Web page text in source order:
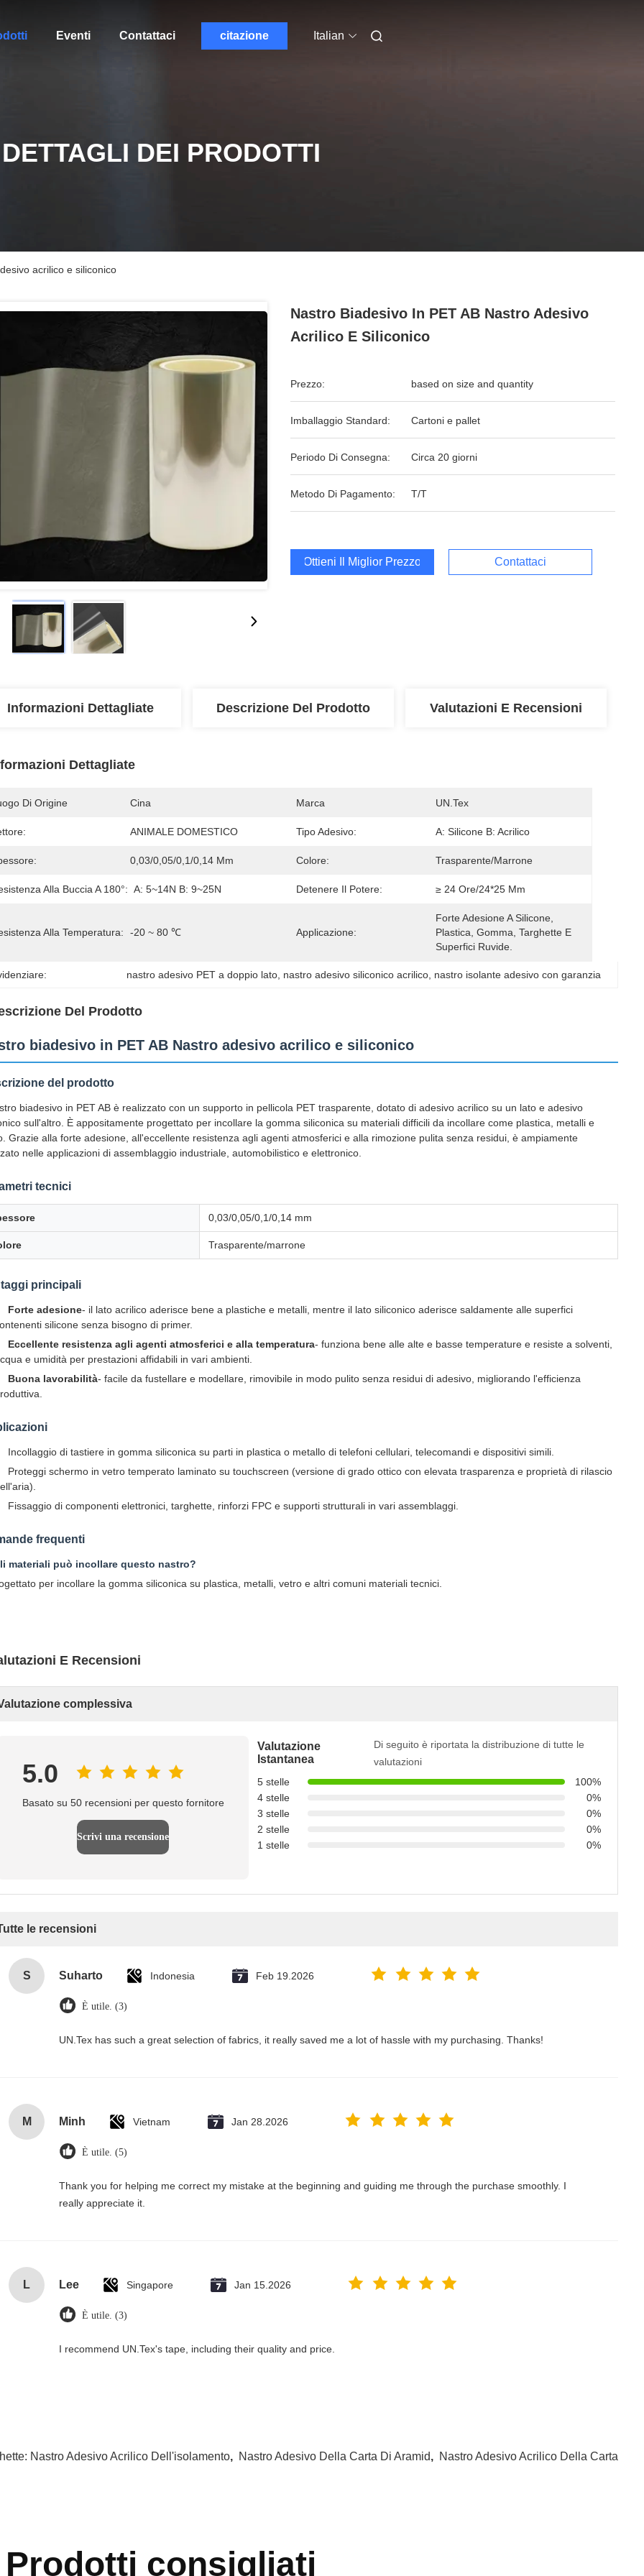
Eventi Contattaci citazione Italian
DETTAGLI DEI PRODOTTI
acrilico e siliconico
Nastro Biadesivo In PET AB Nastro Adesivo
Acrilico E Siliconico
Prezzo: based on size and quantity
Imballaggio Standard: Cartoni e pallet
Periodo Di Consegna: Circa 20 giorni
Metodo Di Pagamento: T/T
Ottieni Il Miglior Prezzo Contattaci
Informazioni Dettagliate Descrizione Del Prodotto Valutazioni E Recensioni
Dettagliate
Di Origine Cina Marca UN.Tex
ANIMALE DOMESTICO Tipo Adesivo: A: Silicone B: Acrilico
0,03/0,05/0,1/0,14 Mm Colore: Trasparente/marrone
Alla Buccia A 180°: A: 5~14N B: 9~25N Detenere Il Potere: ≥ 24 Ore/24*25 Mm
Alla Temperatura: -20 ~ 80 ℃ Applicazione:
Forte Adesione A Silicone,
Plastica, Gomma, Targhette E
Superfici Ruvide.
nastro adesivo PET a doppio lato nastro adesivo siliconico acrilico nastro isolante adesivo con garanzia
Del Prodotto
biadesivo in PET AB Nastro adesivo acrilico e siliconico
del prodotto
biadesivo in PET AB è realizzato con un supporto in pellicola PET trasparente, dotato di adesivo acrilico su un lato e adesivo
sull'altro. È appositamente progettato per incollare la gomma siliconica su materiali difficili da incollare come plastica, metalli e
Grazie alla forte adesione, all'eccellente resistenza agli agenti atmosferici e alla rimozione pulita senza residui, è ampiamente
nelle applicazioni di assemblaggio industriale, automobilistico e elettronico.
tecnici
0,03/0,05/0,1/0,14 mm
Trasparente/marrone
principali
Forte adesione- il lato acrilico aderisce bene a plastiche e metalli, mentre il lato siliconico aderisce saldamente alle superfici
silicone senza bisogno di primer.
Eccellente resistenza agli agenti atmosferici e alla temperatura- funziona bene alle alte e basse temperature e resiste a solventi,
e umidità per prestazioni affidabili in vari ambienti.
Buona lavorabilità- facile da fustellare e modellare, rimovibile in modo pulito senza residui di adesivo, migliorando l'efficienza
Incollaggio di tastiere in gomma siliconica su parti in plastica o metallo di telefoni cellulari, telecomandi e dispositivi simili.
Proteggi schermo in vetro temperato laminato su touchscreen (versione di grado ottico con elevata trasparenza e proprietà di rilascio
Fissaggio di componenti elettronici, targhette, rinforzi FPC e supporti strutturali in vari assemblaggi.
frequenti
materiali può incollare questo nastro?
per incollare la gomma siliconica su plastica, metalli, vetro e altri comuni materiali tecnici.
E Recensioni
complessiva
5.0
Basato su 50 recensioni per questo fornitore
Scrivi una recensione
Valutazione
Istantanea
Di seguito è riportata la distribuzione di tutte le
valutazioni
5 stelle
100%
4 stelle
0%
3 stelle
0%
2 stelle
0%
1 stelle
0%
le recensioni
S Suharto Indonesia Feb 19.2026
È utile. (3)
UN.Tex has such a great selection of fabrics, it really saved me a lot of hassle with my purchasing. Thanks!
M Minh Vietnam Jan 28.2026
È utile. (5)
Thank you for helping me correct my mistake at the beginning and guiding me through the purchase smoothly. I
really appreciate it.
L Lee Singapore Jan 15.2026
È utile. (3)
I recommend UN.Tex's tape, including their quality and price.
Nastro Adesivo Acrilico Dell'isolamento, Nastro Adesivo Della Carta Di Aramid, Nastro Adesivo Acrilico Della Carta
Prodotti consigliati